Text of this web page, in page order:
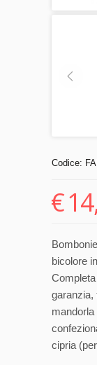
Codice:
€
bicolore
garanzia,
cipria